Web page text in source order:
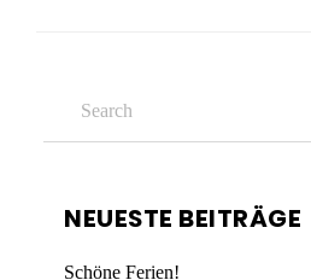
NEUESTE BEITRÄGE
Schöne Ferien!